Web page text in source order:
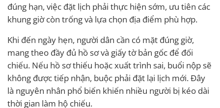
đúng hạn, việc đặt lịch phải thực hiện sớm, ưu tiên các
khung giờ còn trống và lựa chọn địa điểm phù hợp.
Khi đến ngày hẹn, người dân cần có mặt đúng giờ,
mang theo đầy đủ hồ sơ và giấy tờ bản gốc để đối
chiếu. Nếu hồ sơ thiếu hoặc xuất trình sai, buổi nộp sẽ
không được tiếp nhận, buộc phải đặt lại lịch mới. Đây
là nguyên nhân phổ biến khiến nhiều người bị kéo dài
thời gian làm hộ chiếu.